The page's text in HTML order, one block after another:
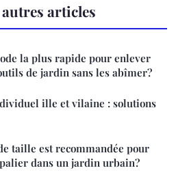
articles
la plus rapide pour enlever
de jardin sans les abîmer?
ille et vilaine : solutions
taille est recommandée pour
dans un jardin urbain?